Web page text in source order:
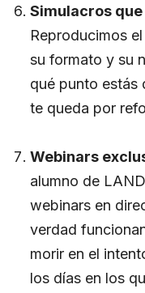
Simulacros
Reproducimos
su formato y su
qué punto estás
te queda por
Webinars
alumno de
webinars en
verdad
morir en el
los días en los